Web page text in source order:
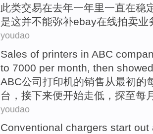
此类交易在去年一年里一直在稳
是这并不能弥补ebay在线拍卖业
youdao
Sales of printers in ABC
to 7000 per month then
ABC公司 打印机的销售 从最初的
台， 接下来便开始走低，探至每
youdao
Conventional chargers start out